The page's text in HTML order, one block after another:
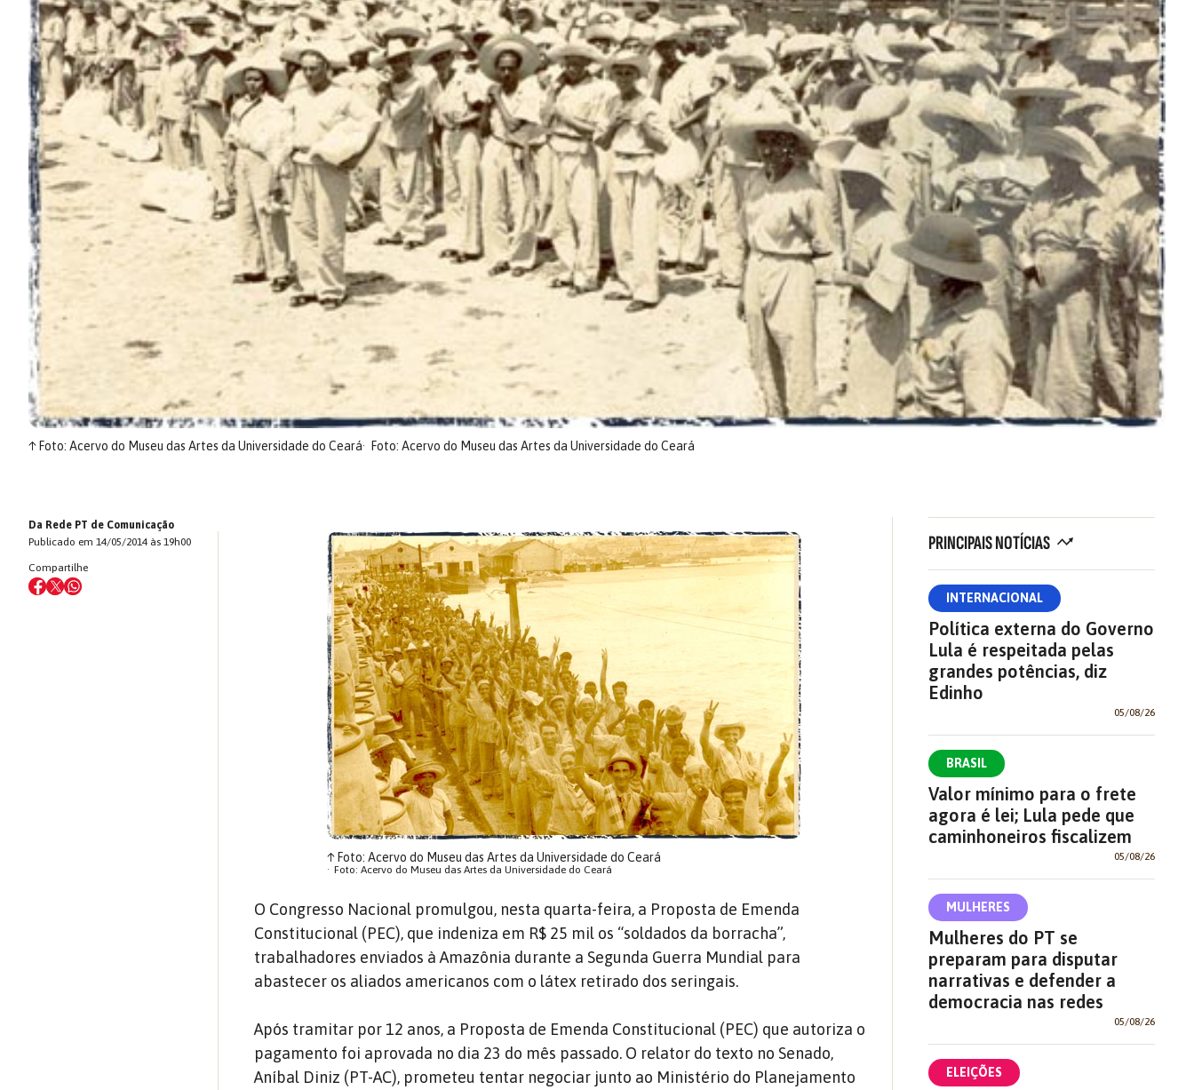
↑Foto: Acervo do Museu das Artes da Universidade do Ceará Foto: Acervo do Museu das Artes da Universidade do Ceará
Da Rede PT de Comunicação
Publicado em 14/05/2014 às 19h00
Compartilhe
↑Foto: Acervo do Museu das Artes da Universidade do Ceará
Foto: Acervo do Museu das Artes da Universidade do Ceará
O Congresso Nacional promulgou, nesta quarta-feira, a Proposta de Emenda
Constitucional (PEC), que indeniza em R$ 25 mil os “soldados da borracha”,
trabalhadores enviados à Amazônia durante a Segunda Guerra Mundial para
abastecer os aliados americanos com o látex retirado dos seringais.
Após tramitar por 12 anos, a Proposta de Emenda Constitucional (PEC) que autoriza o
pagamento foi aprovada no dia 23 do mês passado. O relator do texto no Senado,
Aníbal Diniz (PT-AC), prometeu tentar negociar junto ao Ministério do Planejamento
PRINCIPAIS NOTÍCIAS
INTERNACIONAL
Política externa do Governo
Lula é respeitada pelas
grandes potências, diz
Edinho
05/08/26
BRASIL
Valor mínimo para o frete
agora é lei; Lula pede que
caminhoneiros fiscalizem
05/08/26
MULHERES
Mulheres do PT se
preparam para disputar
narrativas e defender a
democracia nas redes
05/08/26
ELEIÇÕES